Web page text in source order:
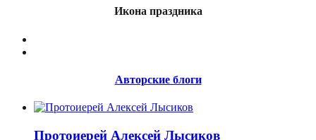
Икона праздника
Авторские блоги
Протоиерей Алексей Лысиков